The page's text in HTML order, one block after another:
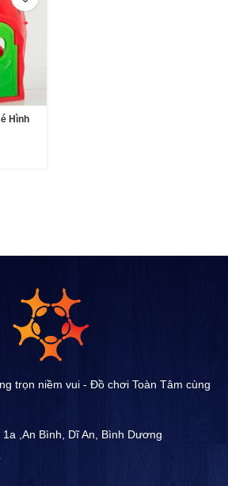
Hình
trọn niềm vui - Đồ chơi Toàn Tâm cùng
,An Bình, Dĩ An, Bình Dương